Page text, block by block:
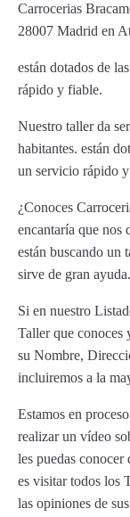
Carrocerias
28007 Madrid en
están dotados de
rápido y fiable.
Nuestro taller da
habitantes. están
un servicio rápido
¿Conoces
encantaría que nos
están buscando un
sirve de gran ayuda.
Si en nuestro
Taller que conoces
su Nombre,
incluiremos a la
Estamos en
realizar un vídeo
les puedas
es visitar todos los
las opiniones de